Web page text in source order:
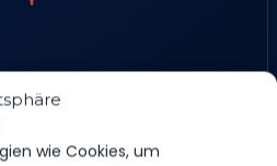
wie Cookies, um